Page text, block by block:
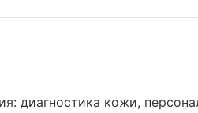
диагностика кожи,